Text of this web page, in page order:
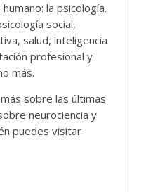
la psicología.
social,
salud, inteligencia
profesional y
más.
sobre las últimas
neurociencia y
puedes visitar